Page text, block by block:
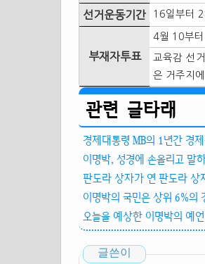
선거운동기간 16일부터
부재자투표
4월 10부터
교육감 선
은 거주지
관련 글타래
경제대통령 MB의 1년간 경
이명박, 성경에 손올리고 말
판도라 상자가 연 판도라 상
이명박의 국민은 상위 6%의
오늘을 예상한 이명박의 예언
글쓴이